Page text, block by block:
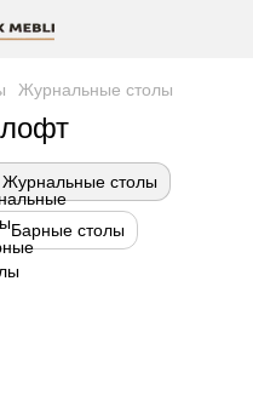
Журнальные столы
Журнальные столы
Барные столы